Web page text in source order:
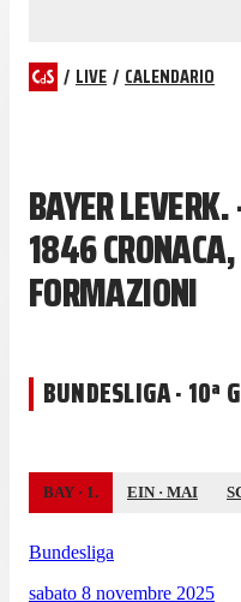
/ LIVE / CALENDARIO
BAYER
1846
FORMAZIONI
BUNDESLIGA · 10ª
BAY · 1. EIN · MAI
Bundesliga
sabato 8 novembre 2025